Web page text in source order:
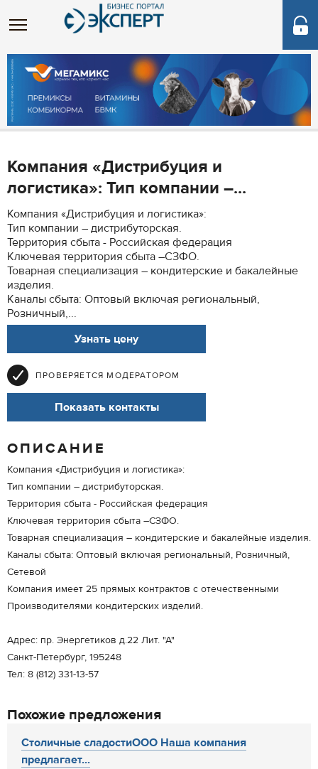
Компания «Дистрибуция и
логистика»: Тип компании –...
Компания «Дистрибуция и логистика»:
Тип компании – дистрибуторская.
Территория сбыта - Российская федерация
Ключевая территория сбыта –СЗФО.
Товарная специализация – кондитерские и бакалейные
изделия.
Каналы сбыта: Оптовый включая региональный,
Розничный,...
Узнать цену
ПРОВЕРЯЕТСЯ МОДЕРАТОРОМ
Показать контакты
ОПИСАНИЕ
Компания «Дистрибуция и логистика»:
Тип компании – дистрибуторская.
Территория сбыта - Российская федерация
Ключевая территория сбыта –СЗФО.
Товарная специализация – кондитерские и бакалейные изделия.
Каналы сбыта: Оптовый включая региональный, Розничный,
Сетевой
Компания имеет 25 прямых контрактов с отечественными
Производителями кондитерских изделий.
Адрес: пр. Энергетиков д.22 Лит. "А"
Санкт-Петербург, 195248
Тел: 8 (812) 331-13-57
Похожие предложения
Столичные сладостиООО Наша компания
предлагает...